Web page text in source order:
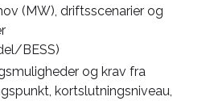
(MW), driftsscenarier og
BESS)
og krav fra
kortslutningsniveau,